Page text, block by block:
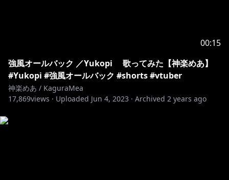
00:15
強風オールバック ／Yukopi 歌ってみた【神楽めあ】
#Yukopi #強風オールバック #shorts #vtuber
神楽めあ / KaguraMea
17,869views · Uploaded Jun 4, 2023 · Archived 2 years ago